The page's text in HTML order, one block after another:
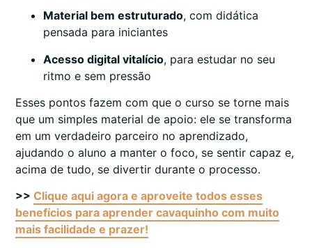
Material bem estruturado, com didática
pensada para iniciantes
Acesso digital vitalício, para estudar no seu
ritmo e sem pressão
Esses pontos fazem com que o curso se torne mais
que um simples material de apoio: ele se transforma
em um verdadeiro parceiro no aprendizado,
ajudando o aluno a manter o foco, se sentir capaz e,
acima de tudo, se divertir durante o processo.
>> Clique aqui agora e aproveite todos esses
benefícios para aprender cavaquinho com muito
mais facilidade e prazer!